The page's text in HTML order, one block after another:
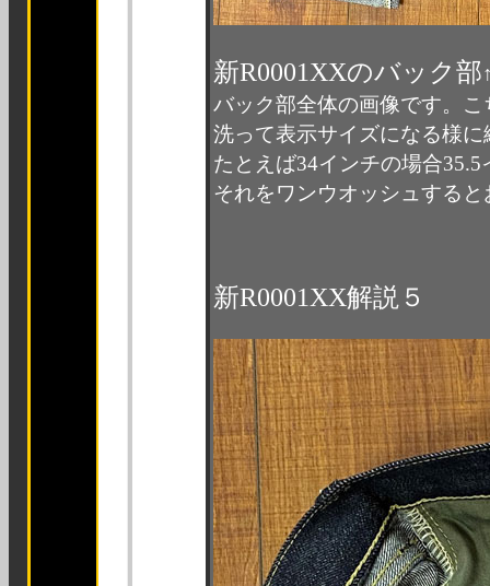
新R0001XXのバック部
バック部全体の画像です。
洗って表示サイズになる様
たとえば34インチの場合
それをワンウオッシュする
新R0001XX解説５